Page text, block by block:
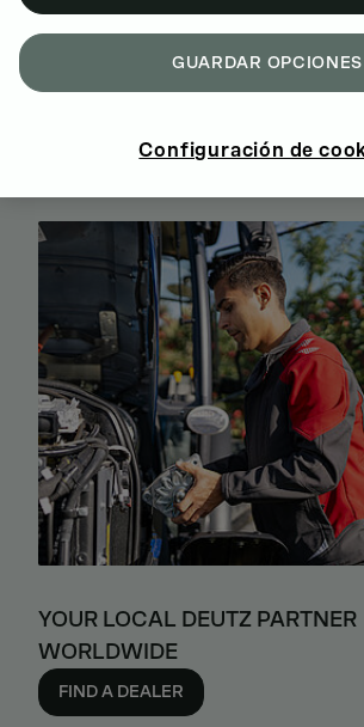
BUY GENUINE DEUTZ SPARE
YOUR LOCAL DEUTZ PARTNER
WORLDWIDE
FIND A DEALER
GUARDAR OPCIONES
Configuración de